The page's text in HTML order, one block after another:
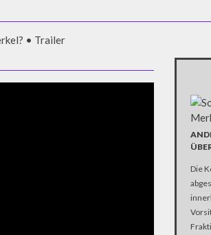
• Trailer
Die